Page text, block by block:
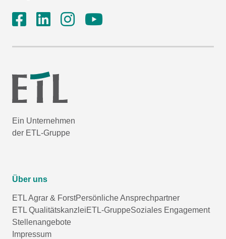
Ein Unternehmen
der ETL-Gruppe
Über uns
ETL Agrar & ForstPersönliche Ansprechpartner
ETL QualitätskanzleiETL-GruppeSoziales Engagement
Stellenangebote
Impressum